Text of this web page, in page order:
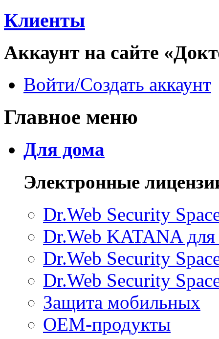
Клиенты
Аккаунт на сайте
Войти/Создать аккаунт
Главное меню
Для дома
Электронные
Dr.Web Security
Dr.Web KATANA
Dr.Web Security
Dr.Web Security
Защита мобильных
ОЕМ-продукты